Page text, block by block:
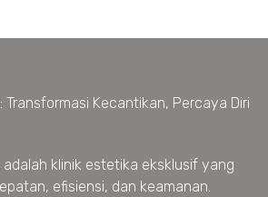
Transformasi Kecantikan, Percaya Diri
klinik estetika eksklusif yang
efisiensi, dan keamanan.